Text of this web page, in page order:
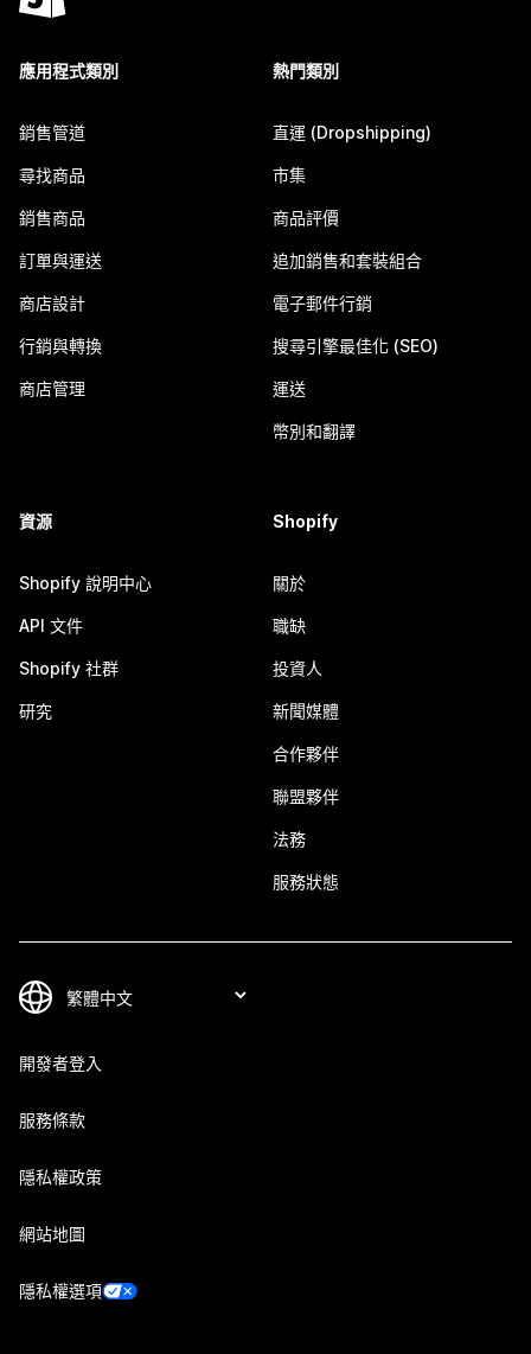
應用程式類別
銷售管道
尋找商品
銷售商品
訂單與運送
商店設計
行銷與轉換
商店管理
熱門類別
直運 (Dropshipping)
市集
商品評價
追加銷售和套裝組合
電子郵件行銷
搜尋引擎最佳化 (SEO)
運送
幣別和翻譯
資源
Shopify 說明中心
API 文件
Shopify 社群
研究
Shopify
關於
職缺
投資人
新聞媒體
合作夥伴
聯盟夥伴
法務
服務狀態
開發者登入
服務條款
隱私權政策
網站地圖
隱私權選項